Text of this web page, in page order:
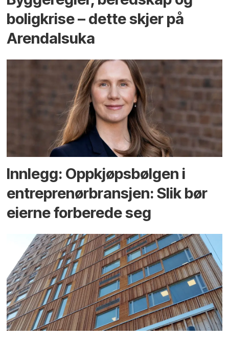
bolig­krise – dette skjer på
Arendals­uka
Innlegg: Oppkjøps­bølgen i
entreprenør­bransjen: Slik bør
eierne forberede seg